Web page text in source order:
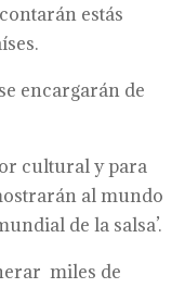
estás
encargarán de
cultural y para
al mundo
de la salsa’.
miles de